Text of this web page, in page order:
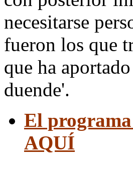
necesitarse
fueron los que
que ha
duende'.
El
AQUÍ